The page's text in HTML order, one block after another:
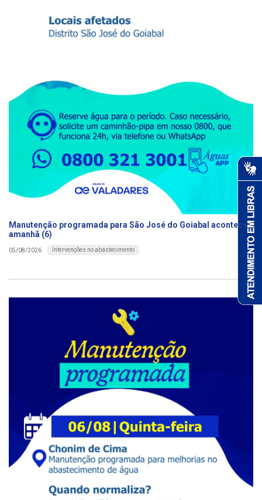
Manutenção programada para São José do Goiabal acontece
amanhã (6)
05/08/2026 Intervenções no abastecimento